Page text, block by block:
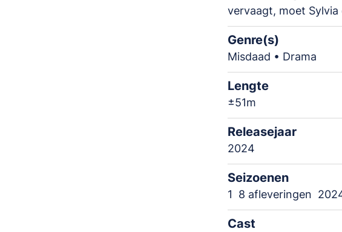
vervaagt, moet
Genre(s)
Misdaad • Drama
Lengte
±51m
Releasejaar
2024
Seizoenen
1 8 afleveringen
Cast